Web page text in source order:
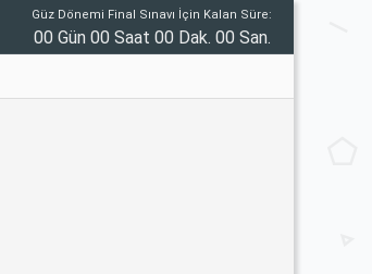
Güz Dönemi Final Sınavı İçin Kalan Süre:
00 Gün 00 Saat 00 Dak. 00 San.